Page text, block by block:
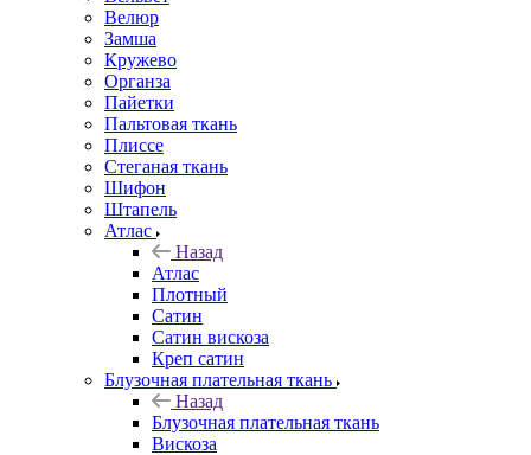
Велюр
Замша
Кружево
Органза
Пайетки
Пальтовая ткань
Плиссе
Стеганая ткань
Шифон
Штапель
Атлас
Назад
Атлас
Плотный
Сатин
Сатин вискоза
Креп сатин
Блузочная плательная ткань
Назад
Блузочная плательная ткань
Вискоза